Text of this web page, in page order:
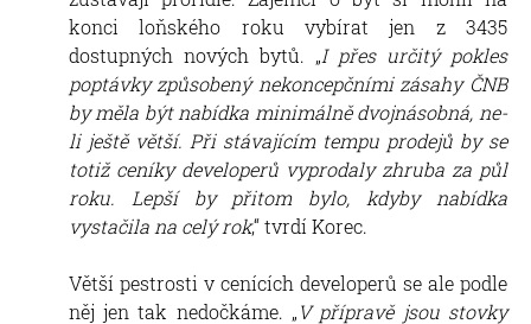
konci loňského roku vybírat jen z 3435
dostupných nových bytů. „I přes určitý pokles
poptávky způsobený nekoncepčními zásahy ČNB
by měla být nabídka minimálně dvojnásobná, ne-
li ještě větší. Při stávajícím tempu prodejů by se
totiž ceníky developerů vyprodaly zhruba za půl
roku. Lepší by přitom bylo, kdyby nabídka
vystačila na celý rok,“ tvrdí Korec.
Větší pestrosti v cenících developerů se ale podle
něj jen tak nedočkáme. „V přípravě jsou stovky